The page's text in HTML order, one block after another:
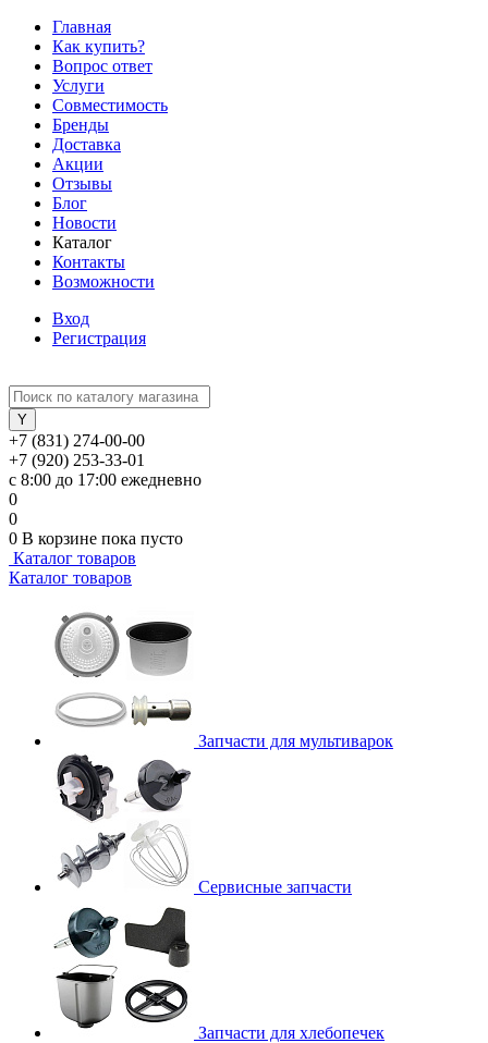
Главная
Как купить?
Вопрос ответ
Услуги
Совместимость
Бренды
Доставка
Акции
Отзывы
Блог
Новости
Каталог
Контакты
Возможности
Вход
Регистрация
+7 (831) 274-00-00
+7 (920) 253-33-01
с 8:00 до 17:00 ежедневно
0
0
0 В корзине пока пусто
Каталог товаров
Каталог товаров
Запчасти для мультиварок
Сервисные запчасти
Запчасти для хлебопечек